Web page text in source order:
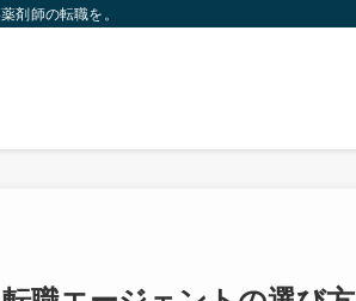
剤師の転職を。